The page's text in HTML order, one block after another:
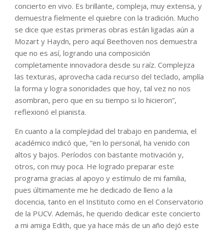
concierto en vivo. Es brillante, compleja, muy extensa, y
demuestra fielmente el quiebre con la tradición. Mucho
se dice que estas primeras obras están ligadas aún a
Mozart y Haydn, pero aquí Beethoven nos demuestra
que no es así, logrando una composición
completamente innovadora desde su raíz. Complejiza
las texturas, aprovecha cada recurso del teclado, amplía
la forma y logra sonoridades que hoy, tal vez no nos
asombran, pero que en su tiempo si lo hicieron”,
reflexionó el pianista.
En cuanto a la complejidad del trabajo en pandemia, el
académico indicó que, “en lo personal, ha venido con
altos y bajos. Períodos con bastante motivación y,
otros, con muy poca. He logrado preparar este
programa gracias al apoyo y estímulo de mi familia,
pues últimamente me he dedicado de lleno a la
docencia, tanto en el Instituto como en el Conservatorio
de la PUCV. Además, he querido dedicar este concierto
a mi amiga Edith, que ya hace más de un año dejó este